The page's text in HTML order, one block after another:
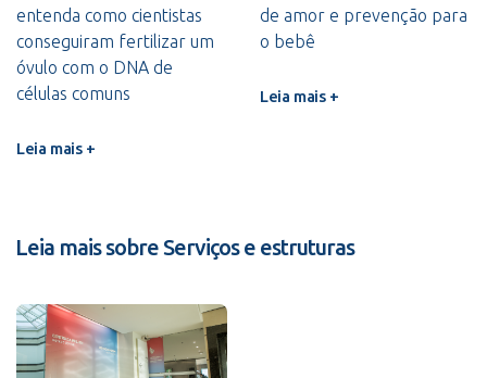
entenda como cientistas
conseguiram fertilizar um
óvulo com o DNA de
células comuns
Leia mais +
de amor e prevenção para
o bebê
Leia mais +
Leia mais sobre Serviços e estruturas